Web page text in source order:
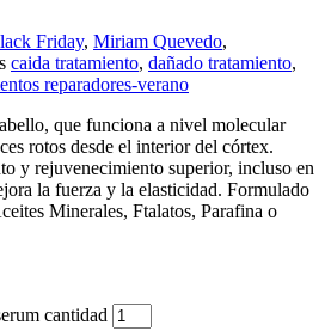
Friday, Miriam Quevedo,
caida tratamiento, dañado tratamiento,
reparadores-verano
que funciona a nivel molecular
rotos desde el interior del córtex.
y rejuvenecimiento superior, incluso en
la fuerza y la elasticidad. Formulado
Minerales, Ftalatos, Parafina o
cantidad